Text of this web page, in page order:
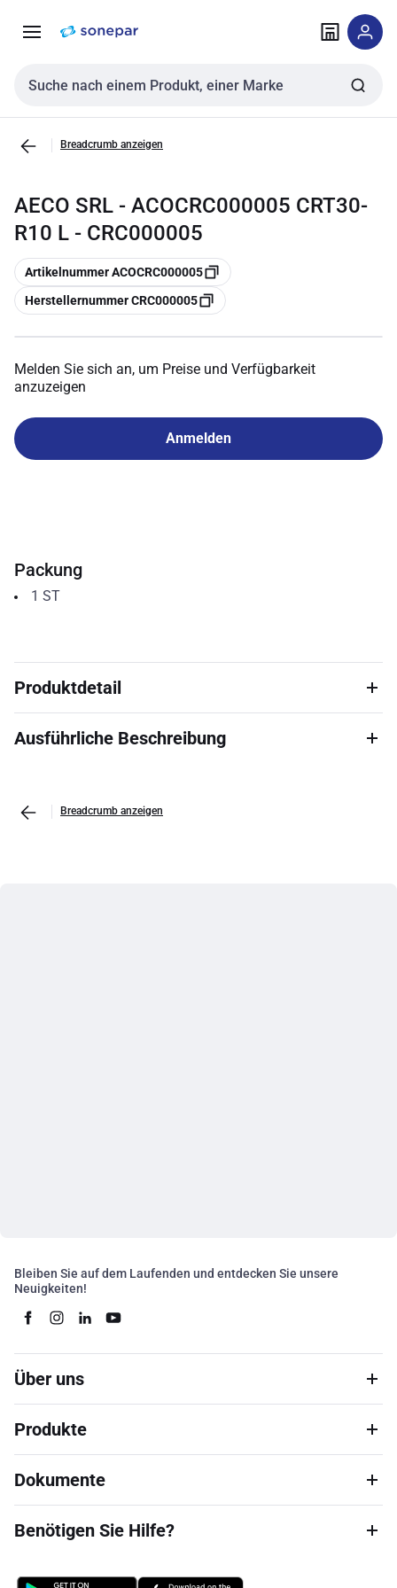
NavigationInhalt
Sucheingabe
Breadcrumb anzeigen
AECO SRL - ACOCRC000005 CRT30-
R10 L - CRC000005
Kopieren
Artikelnummer ACOCRC000005
Kopieren
Herstellernummer CRC000005
Melden Sie sich an, um Preise und Verfügbarkeit
anzuzeigen
Anmelden
Packung
1 ST
Produktdetail
Ausführliche Beschreibung
Breadcrumb anzeigen
Bleiben Sie auf dem Laufenden und entdecken Sie unsere
Neuigkeiten!
Über uns
Produkte
Dokumente
Benötigen Sie Hilfe?